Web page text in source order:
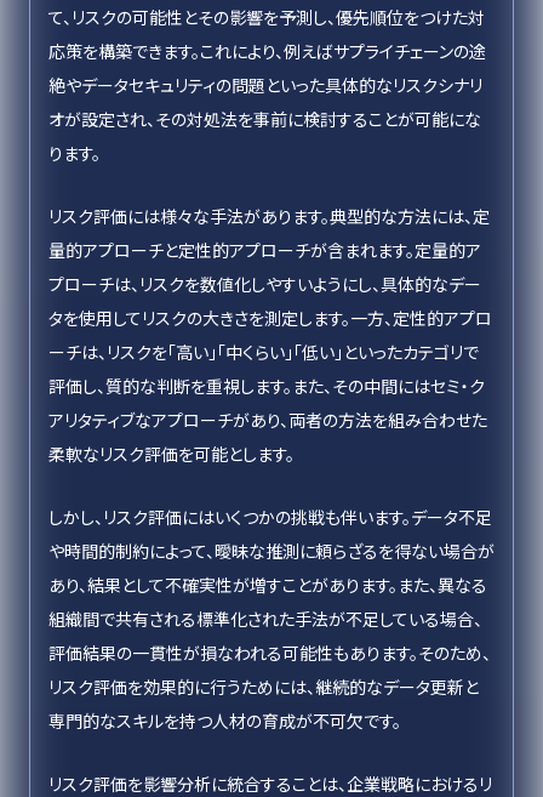
て、リスクの可能性とその影響を予測し、優先順位をつけた対
応策を構築できます。これにより、例えばサプライチェーンの途
絶やデータセキュリティの問題といった具体的なリスクシナリ
オが設定され、その対処法を事前に検討することが可能にな
ります。
リスク評価には様々な手法があります。典型的な方法には、定
量的アプローチと定性的アプローチが含まれます。定量的ア
プローチは、リスクを数値化しやすいようにし、具体的なデー
タを使用してリスクの大きさを測定します。一方、定性的アプロ
ーチは、リスクを「高い」「中くらい」「低い」といったカテゴリで
評価し、質的な判断を重視します。また、その中間にはセミ・ク
アリタティブなアプローチがあり、両者の方法を組み合わせた
柔軟なリスク評価を可能とします。
しかし、リスク評価にはいくつかの挑戦も伴います。データ不足
や時間的制約によって、曖昧な推測に頼らざるを得ない場合が
あり、結果として不確実性が増すことがあります。また、異なる
組織間で共有される標準化された手法が不足している場合、
評価結果の一貫性が損なわれる可能性もあります。そのため、
リスク評価を効果的に行うためには、継続的なデータ更新と
専門的なスキルを持つ人材の育成が不可欠です。
リスク評価を影響分析に統合することは、企業戦略におけるリ